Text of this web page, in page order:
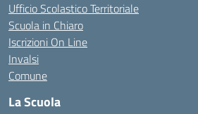
Ufficio Scolastico Territoriale
Scuola in Chiaro
Iscrizioni On Line
Invalsi
Comune
La Scuola